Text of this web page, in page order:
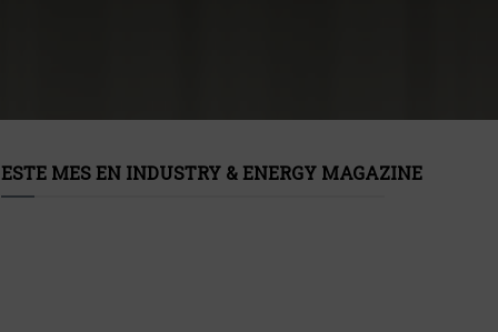
ESTE MES EN INDUSTRY & ENERGY MAGAZINE